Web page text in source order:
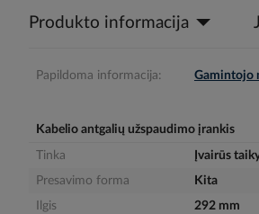
beginning
images
Produkto informacija
Papildoma informacija: Gamintojo
Kabelio antgalių užspaudimo įrankis
Tinka
Įvairūs
Presavimo forma
Kita
Ilgis
292 mm